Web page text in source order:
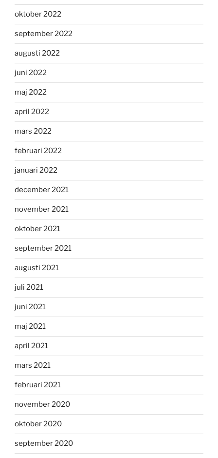
oktober 2022
september 2022
augusti 2022
juni 2022
maj 2022
april 2022
mars 2022
februari 2022
januari 2022
december 2021
november 2021
oktober 2021
september 2021
augusti 2021
juli 2021
juni 2021
maj 2021
april 2021
mars 2021
februari 2021
november 2020
oktober 2020
september 2020